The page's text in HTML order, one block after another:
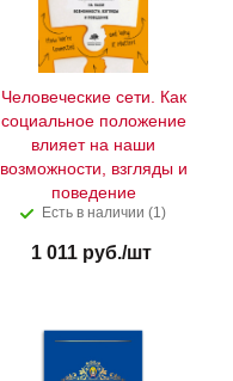
Человеческие сети. Как
социальное положение
влияет на наши
возможности, взгляды и
поведение
Есть в наличии (1)
1 011руб./шт